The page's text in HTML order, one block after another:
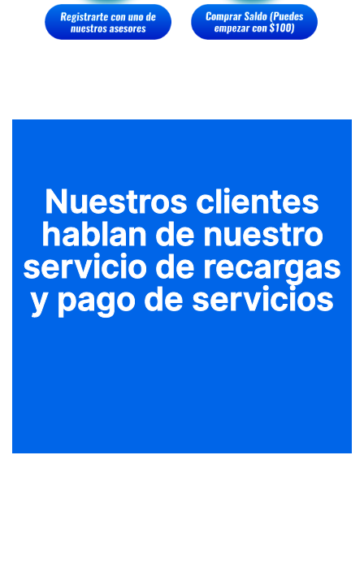
Nuestros clientes
hablan de nuestro
servicio de recargas
y pago de servicios